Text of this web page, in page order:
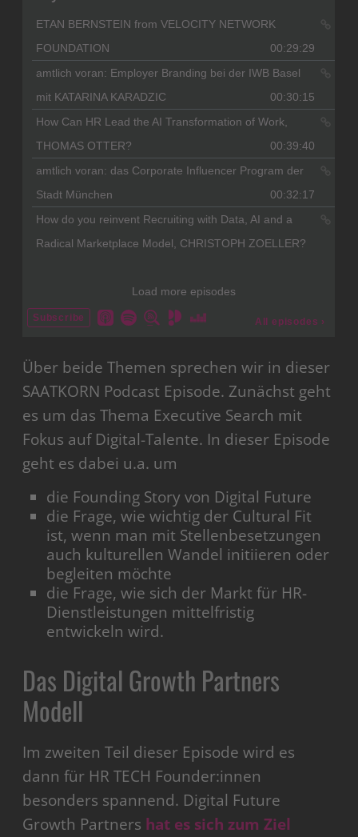
Über beide Themen sprechen wir in dieser
SAATKORN Podcast Episode. Zunächst geht
es um das Thema Executive Search mit
Fokus auf Digital-Talente. In dieser Episode
geht es dabei u.a. um
die Founding Story von Digital Future
die Frage, wie wichtig der Cultural Fit
ist, wenn man mit Stellenbesetzungen
auch kulturellen Wandel initiieren oder
begleiten möchte
die Frage, wie sich der Markt für HR-
Dienstleistungen mittelfristig
entwickeln wird.
Das Digital Growth Partners
Modell
Im zweiten Teil dieser Episode wird es
dann für HR TECH Founder:innen
besonders spannend. Digital Future
Growth Partners hat es sich zum Ziel